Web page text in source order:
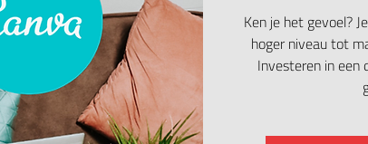
Ken je het gevoel?
hoger niveau tot
Investeren in een